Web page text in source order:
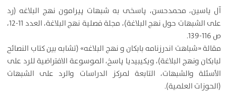
آل یاسین، محمدحسن، پاسخی به شبهات پیرامون نهج البلاغه (رد
على الشبهات حول نهج البلاغة)، مجلة فصلية نهج البلاغة، العدد 11-12،
ص 116-139.
مقالة «شباهت اندرزنامه بابکان و نهج البلاغه» (تشابه بين كتاب النصائح
لبابكان ونهج البلاغة)، ويكيبيديا پاسخ، الموسوعة الافتراضية للرد على
الأسئلة والشبهات، التابعة لمركز الدراسات والرد على الشبهات
(الحوزات العلمية).